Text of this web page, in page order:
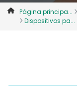
Página principa...
Dispositivos pa...